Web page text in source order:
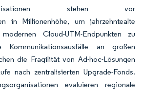
stehen vor
in Millionenhöhe, um jahrzehntealte
Cloud-UTM-Endpunkten zu
Kommunikationsausfälle an großen
die Fragilität von Ad-hoc-Lösungen
nach zentralisierten Upgrade-Fonds.
evaluieren regionale